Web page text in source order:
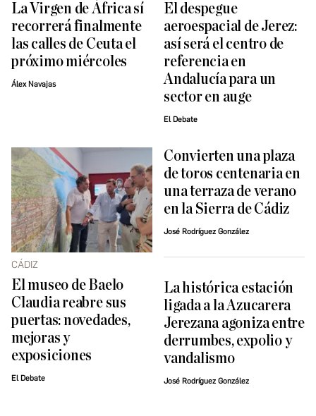
La Virgen de África sí
recorrerá finalmente
las calles de Ceuta el
próximo miércoles
Álex Navajas
El despegue
aeroespacial de Jerez:
así será el centro de
referencia en
Andalucía para un
sector en auge
El Debate
CÁDIZ
El museo de Baelo
Claudia reabre sus
puertas: novedades,
mejoras y
exposiciones
El Debate
Convierten una plaza
de toros centenaria en
una terraza de verano
en la Sierra de Cádiz
José Rodríguez González
La histórica estación
ligada a la Azucarera
Jerezana agoniza entre
derrumbes, expolio y
vandalismo
José Rodríguez González